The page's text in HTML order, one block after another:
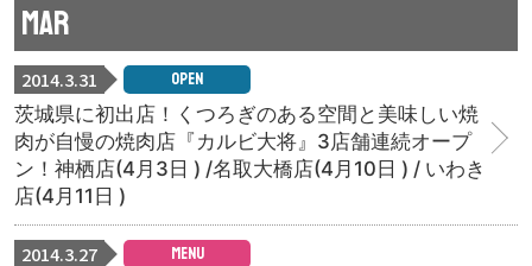
MAR
2014.3.31 OPEN
茨城県に初出店！くつろぎのある空間と美味しい焼
肉が自慢の焼肉店『カルビ大将』3店舗連続オープ
ン！神栖店(4月3日 ) /名取大橋店(4月10日 ) / いわき
店(4月11日 )
2014.3.27 MENU